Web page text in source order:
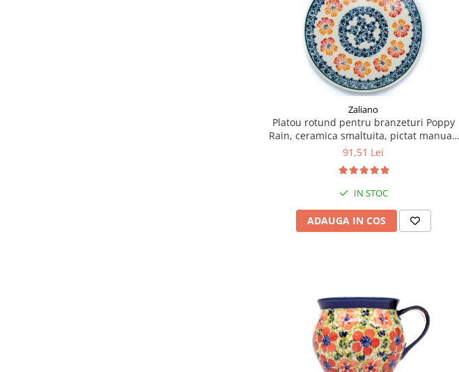
Zaliano
Platou rotund pentru branzeturi Poppy
Rain, ceramica smaltuita, pictat manual,
16,1 cm
91,51 Lei
IN STOC
ADAUGA IN COS